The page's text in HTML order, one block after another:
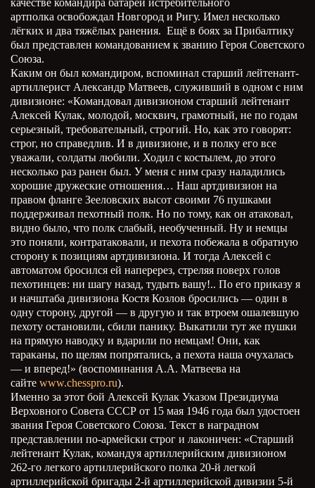
артполка освобождал Новгород и Ригу. Имел несколько
лёгких и два тяжёлых ранения. Ещё в боях за Прибалтику
был представлен командованием к званию Героя Советского
Союза.
Каким он был командиром, вспоминал старший лейтенант-
артиллерист Александр Матвеев, служивший в одном с ним
дивизионе: «Командовал дивизионом старший лейтенант
Алексей Кулак, молодой, москвич, грамотный, не по годам
серьезный, требовательный, строгий. Но, как это говорят:
строг, но справедлив. И в дивизионе, и в полку его все
уважали, солдаты любили. Ходил с костылем, до этого
несколько раз ранен был. У меня с ним сразу наладились
хорошие дружеские отношения… Наш артдивизион на
правом фланге Зееловских высот своими 76 пушками
поддерживал пехотный полк. Но по тому, как он атаковал,
видно было, что полк слабый, необученный. Ну и немцы
это поняли, контратаковали, и пехота побежала в обратную
сторону к позициям артдивизиона. И тогда Алексей с
автоматом бросился ей наперерез, стреляя поверх голов
пехотинцев: ни шагу назад, тудыть вашу!.. По его приказу я
и начштаба дивизиона Костя Козлов бросились — один в
одну сторону, другой — в другую и так втроем ошалевшую
пехоту остановили, сбили панику. Выкатили тут же пушки
на прямую наводку и вдарили по немцам! Они, как
тараканы, по щелям попрятались, а пехота наша очухалась
— и вперед!» (воспоминания А.А. Матвеева на
сайте www.chesspro.ru).
Именно за этот бой Алексей Кулак Указом Президиума
Верховного Совета СССР от 15 мая 1946 года был удостоен
звания Героя Советского Союза. Текст в наградном
представлении по-армейски строг и лаконичен: «Старший
лейтенант Кулак, командуя артиллерийским дивизионом
262-го легкого артиллерийского полка 20-й легкой
артиллерийской бригады 2-й артиллерийской дивизии 5-й